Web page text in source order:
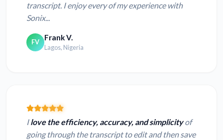
transcript. I enjoy every of my experience with
Sonix...
FV Frank V.
Lagos, Nigeria
Ilove the efficiency, accuracy, and simplicityof
going through the transcript to edit and then save